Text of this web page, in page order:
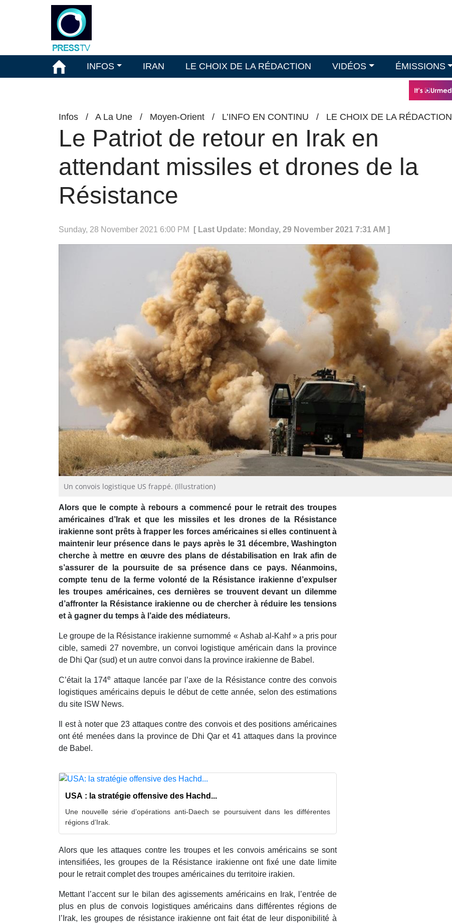
INFOS IRAN LE CHOIX DE LA RÉDACTION VIDÉOS ÉMISSIONS
Infos / A La Une / Moyen-Orient / L’INFO EN CONTINU / LE CHOIX DE LA RÉDACTION
Le Patriot de retour en Irak en
attendant missiles et drones de la
Résistance
Sunday, 28 November 2021 6:00 PM [ Last Update: Monday, 29 November 2021 7:31 AM ]
Un convois logistique US frappé. (Illustration)
Alors que le compte à rebours a commencé pour le retrait des troupes
américaines d’Irak et que les missiles et les drones de la Résistance
irakienne sont prêts à frapper les forces américaines si elles continuent à
maintenir leur présence dans le pays après le 31 décembre, Washington
cherche à mettre en œuvre des plans de déstabilisation en Irak afin de
s’assurer de la poursuite de sa présence dans ce pays. Néanmoins,
compte tenu de la ferme volonté de la Résistance irakienne d’expulser
les troupes américaines, ces dernières se trouvent devant un dilemme
d’affronter la Résistance irakienne ou de chercher à réduire les tensions
et à gagner du temps à l’aide des médiateurs.
Le groupe de la Résistance irakienne surnommé « Ashab al-Kahf » a pris pour
cible, samedi 27 novembre, un convoi logistique américain dans la province
de Dhi Qar (sud) et un autre convoi dans la province irakienne de Babel.
C’était la 174e attaque lancée par l’axe de la Résistance contre des convois
logistiques américains depuis le début de cette année, selon des estimations
du site ISW News.
Il est à noter que 23 attaques contre des convois et des positions américaines
ont été menées dans la province de Dhi Qar et 41 attaques dans la province
de Babel.
USA : la stratégie offensive des Hachd...
Une nouvelle série d’opérations anti-Daech se poursuivent dans les différentes
régions d’Irak.
Alors que les attaques contre les troupes et les convois américains se sont
intensifiées, les groupes de la Résistance irakienne ont fixé une date limite
pour le retrait complet des troupes américaines du territoire irakien.
Mettant l’accent sur le bilan des agissements américains en Irak, l’entrée de
plus en plus de convois logistiques américains dans différentes régions de
l’Irak, les groupes de résistance irakienne ont fait état de leur disponibilité à